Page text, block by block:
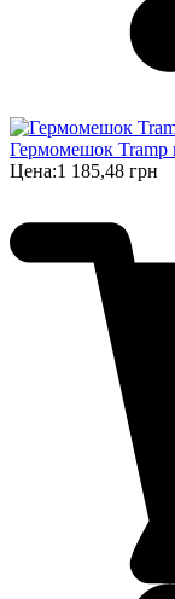
Гермомешок Tramp
Цена:1 185,48 грн